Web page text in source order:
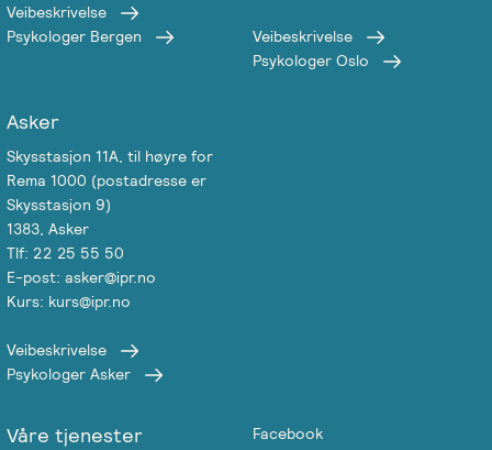
Veibeskrivelse
Psykologer Bergen
Veibeskrivelse
Psykologer Oslo
Asker
Skysstasjon 11A, til høyre for
Rema 1000 (postadresse er
Skysstasjon 9)
1383, Asker
Tlf: 22 25 55 50
E-post: asker@ipr.no
Kurs: kurs@ipr.no
Veibeskrivelse
Psykologer Asker
Våre tjenester Facebook